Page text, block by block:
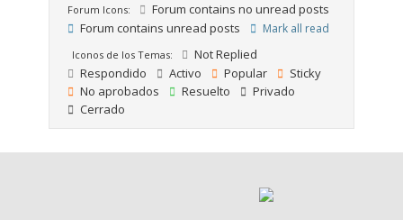
Forum Icons:
Forum contains no unread posts
Forum contains unread posts
Mark all read
Iconos de los Temas:
Not Replied
Respondido
Activo Popular
Sticky
No aprobados
Resuelto
Privado
Cerrado